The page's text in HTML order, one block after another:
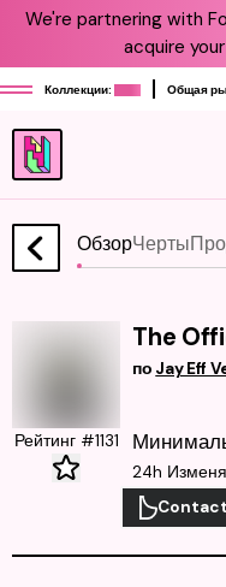
We're partnering with
acquire
Коллекции: Общая
ОбзорЧерты
The
по Jay Eff
Рейтинг #1131
24h